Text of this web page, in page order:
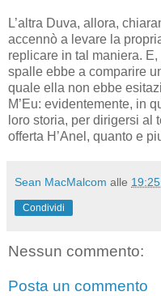
L’altra Duva, allora,
accennò a levare la
replicare in tal maniera.
spalle ebbe a comparire
quale ella non ebbe
M’Eu: evidentemente, in
loro storia, per dirigersi al
offerta H’Anel, quanto e
Sean MacMalcom alle 19:25
Condividi
Nessun commento:
Posta un commento